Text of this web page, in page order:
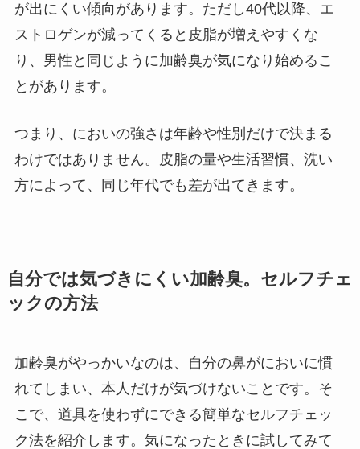
が出にくい傾向があります。ただし40代以降、エ
ストロゲンが減ってくると皮脂が増えやすくな
り、男性と同じように加齢臭が気になり始めるこ
とがあります。
つまり、においの強さは年齢や性別だけで決まる
わけではありません。皮脂の量や生活習慣、洗い
方によって、同じ年代でも差が出てきます。
自分では気づきにくい加齢臭。セルフチェ
ックの方法
加齢臭がやっかいなのは、自分の鼻がにおいに慣
れてしまい、本人だけが気づけないことです。そ
こで、道具を使わずにできる簡単なセルフチェッ
ク法を紹介します。気になったときに試してみて